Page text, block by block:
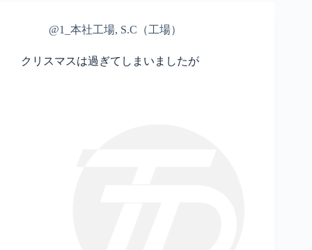
@1_本社工場, S.C（工場）
クリスマスは過ぎてしまいましたが